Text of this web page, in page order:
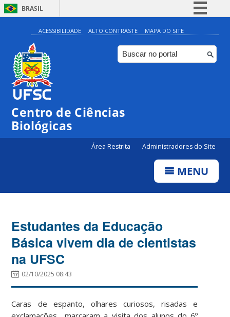
BRASIL
Simplifique!
Comunica BR
Participe
ACESSIBILIDADE ALTO CONTRASTE MAPA DO SITE
Centro de Ciências
Biológicas
Área Restrita Administradores do Site
MENU
Estudantes da Educação
Básica vivem dia de cientistas
na UFSC
02/10/2025 08:43
Caras de espanto, olhares curiosos, risadas e